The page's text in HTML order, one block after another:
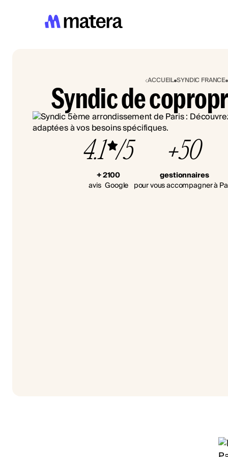
ACCUEIL SYNDIC FRANCE
Syndic de
4.1 /5
+ 2100
avis Google
+50
gestionnaires
pour vous accompagner à